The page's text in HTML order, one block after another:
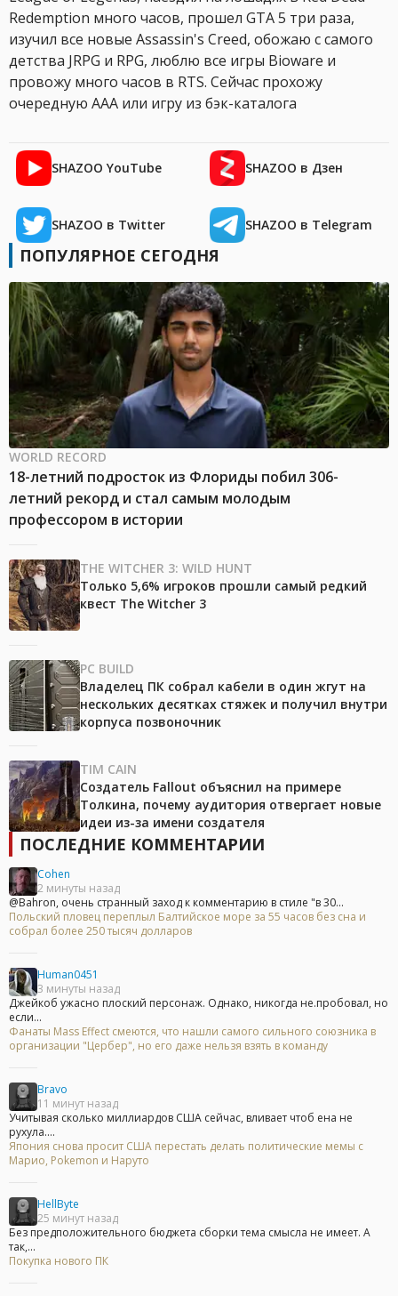
Redemption много часов, прошел GTA 5 три раза,
изучил все новые Assassin's Creed, обожаю с самого
детства JRPG и RPG, люблю все игры Bioware и
провожу много часов в RTS. Сейчас прохожу
очередную AAA или игру из бэк-каталога
SHAZOO YouTube SHAZOO в Дзен
SHAZOO в Twitter SHAZOO в Telegram
ПОПУЛЯРНОЕ СЕГОДНЯ
WORLD RECORD
18-летний подросток из Флориды побил 306-
летний рекорд и стал самым молодым
профессором в истории
THE WITCHER 3: WILD HUNT
Только 5,6% игроков прошли самый редкий
квест The Witcher 3
PC BUILD
Владелец ПК собрал кабели в один жгут на
нескольких десятках стяжек и получил внутри
корпуса позвоночник
TIM CAIN
Создатель Fallout объяснил на примере
Толкина, почему аудитория отвергает новые
идеи из-за имени создателя
ПОСЛЕДНИЕ КОММЕНТАРИИ
Cohen
2 минуты назад
@Bahron, очень странный заход к комментарию в стиле "в 30...
Польский пловец переплыл Балтийское море за 55 часов без сна и
собрал более 250 тысяч долларов
Human0451
3 минуты назад
Джейкоб ужасно плоский персонаж. Однако, никогда не.пробовал, но
если...
Фанаты Mass Effect смеются, что нашли самого сильного союзника в
организации "Цербер", но его даже нельзя взять в команду
Bravo
11 минут назад
Учитывая сколько миллиардов США сейчас, вливает чтоб ена не
рухула....
Япония снова просит США перестать делать политические мемы с
Марио, Pokemon и Наруто
HellByte
25 минут назад
Без предположительного бюджета сборки тема смысла не имеет. А
так,...
Покупка нового ПК